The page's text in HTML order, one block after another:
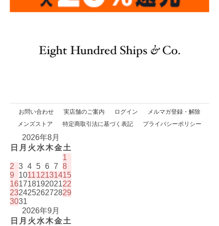
お問い合わせ 実店舗のご案内 ログイン
メルマガ登録・解除
メンズストア
特定商取引法に基づく表記 プライバシーポリシー
2026年8月
日 月 火 水木金土
1
2 3 4 5 6 7 8
9
101112131415
16171819202122
23242526272829
3031
2026年9月
日 月 火 水木金土